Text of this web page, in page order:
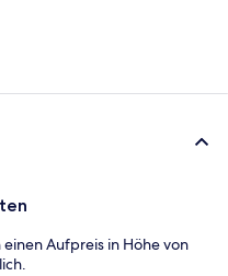
Aufpreis in Höhe von